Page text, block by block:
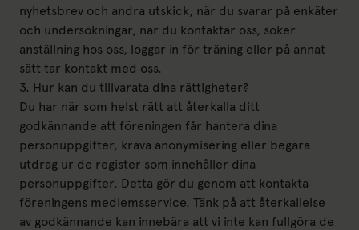
nyhetsbrev och andra utskick, när du svarar på enkäter
och undersökningar, när du kontaktar oss, söker
anställning hos oss, loggar in för träning eller på annat
sätt tar kontakt med oss.
3. Hur kan du tillvarata dina rättigheter?
Du har när som helst rätt att återkalla ditt
godkännande att föreningen får hantera dina
personuppgifter, kräva anonymisering eller begära
utdrag ur de register som innehåller dina
personuppgifter. Detta gör du genom att kontakta
föreningens medlemsservice. Tänk på att återkallelse
av godkännande kan innebära att vi inte kan fullgöra de